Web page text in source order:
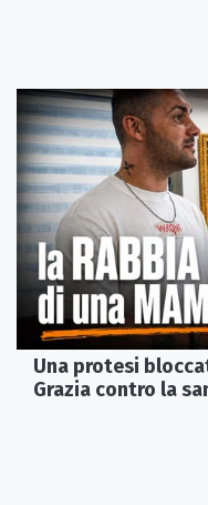
Una protesi
Grazia contro la